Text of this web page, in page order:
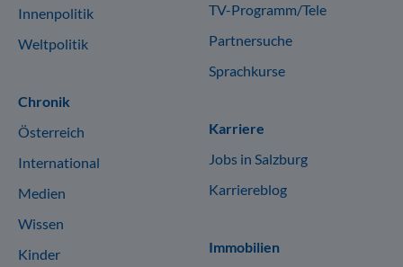
Innenpolitik
Weltpolitik
Chronik
Österreich
International
Medien
Wissen
Kinder
TV-Programm/Tele
Partnersuche
Sprachkurse
Karriere
Jobs in Salzburg
Karriereblog
Immobilien